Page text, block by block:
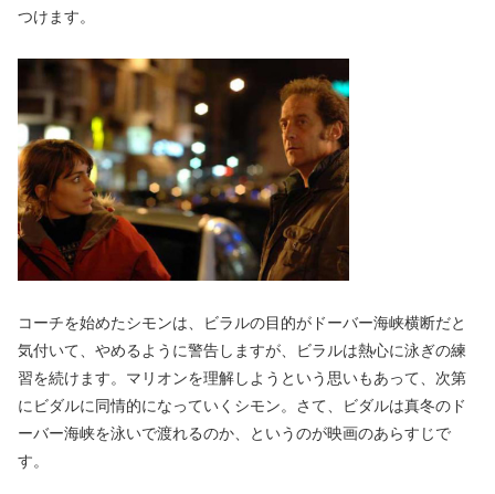
つけます。
コーチを始めたシモンは、ビラルの目的がドーバー海峡横断だと
気付いて、やめるように警告しますが、ビラルは熱心に泳ぎの練
習を続けます。マリオンを理解しようという思いもあって、次第
にビダルに同情的になっていくシモン。さて、ビダルは真冬のド
ーバー海峡を泳いで渡れるのか、というのが映画のあらすじで
す。